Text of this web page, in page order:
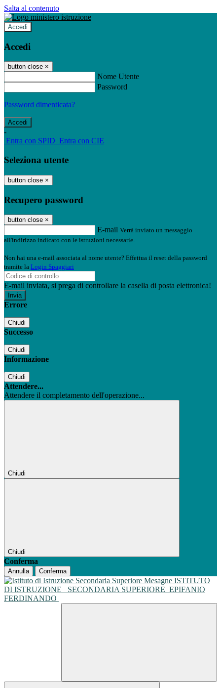
Salta al contenuto
Accedi
Accedi
button close ×
Nome Utente
Password
Password dimenticata?
-
Entra con SPID Entra con CIE
Seleziona utente
button close ×
Recupero password
button close ×
E-mail Verrà inviato un messaggio
all'indirizzo indicato con le istruzioni necessarie.
Non hai una e-mail associata al nome utente? Effettua il reset della password
tramite la Login Spaggiari
E-mail inviata, si prega di controllare la casella di posta elettronica!
Errore
Chiudi
Successo
Chiudi
Informazione
Chiudi
Attendere...
Attendere il completamento dell'operazione...
Chiudi
Chiudi
Conferma
Annulla Conferma
ISTITUTO
DI ISTRUZIONE
SECONDARIA SUPERIORE EPIFANIO
FERDINANDO